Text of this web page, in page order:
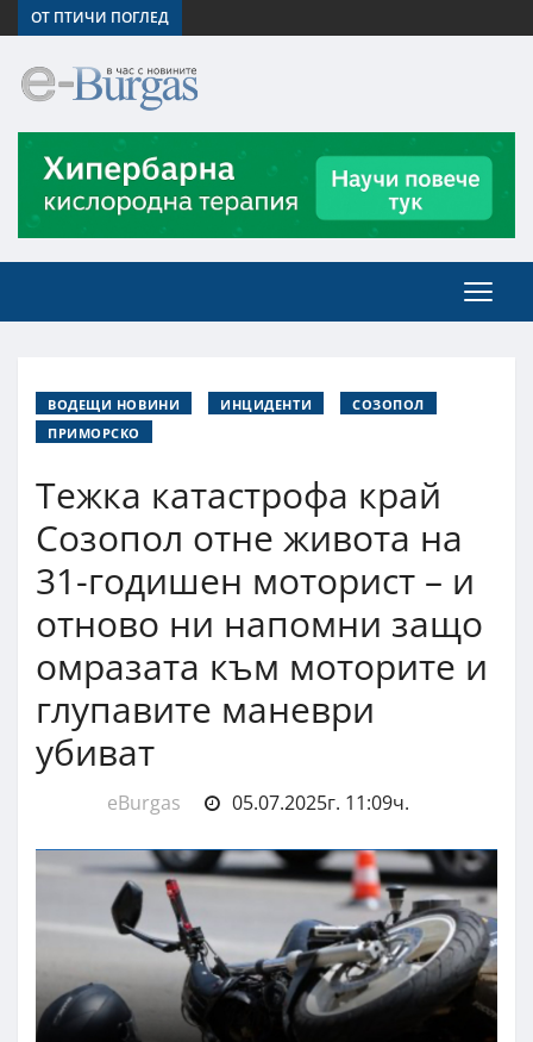
ОТ ПТИЧИ ПОГЛЕД
ВОДЕЩИ НОВИНИ ИНЦИДЕНТИ
СОЗОПОЛ
ПРИМОРСКО
Тежка катастрофа край
Созопол отне живота на
31-годишен моторист – и
отново ни напомни защо
омразата към моторите и
глупавите маневри
убиват
eBurgas 05.07.2025г. 11:09ч.